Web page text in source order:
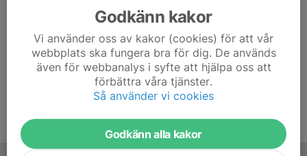
Godkänn kakor
Vi använder oss av kakor (cookies) för att vår
webbplats ska fungera bra för dig. De används
även för webbanalys i syfte att hjälpa oss att
förbättra våra tjänster.
Så använder vi cookies
Godkänn alla kakor